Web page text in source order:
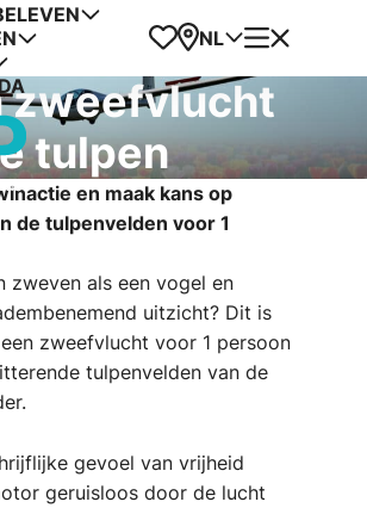
Favorieten
Kaart
NL Menu
zweefvlucht
tulpen
en maak kans op
de tulpenvelden voor 1
zweven als een vogel en
uitzicht? Dit is
zweefvlucht voor 1 persoon
tulpenvelden van de
gevoel van vrijheid
geruisloos door de lucht